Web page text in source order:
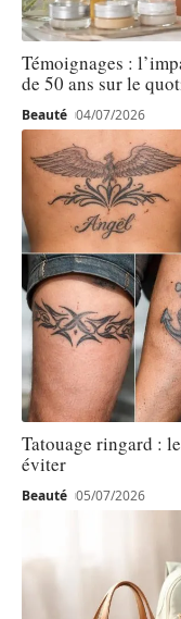
Témoignages :
de 50 ans sur le
Beauté 04/07/2026
Tatouage ringard :
éviter
Beauté 05/07/2026